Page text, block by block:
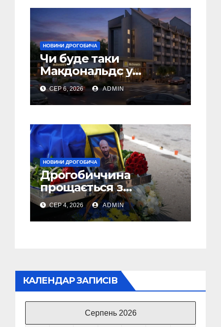
НОВИНИ ДРОГОБИЧА
Чи буде таки
Макдональдс у
Дрогобичі? (Фото)
СЕР 6, 2026 ADMIN
НОВИНИ ДРОГОБИЧА
Дрогобиччина
прощається з
полеглим Воїном
Олегом Торським
СЕР 4, 2026 ADMIN
КАЛЕНДАР ЗАПИСІВ
Серпень 2026